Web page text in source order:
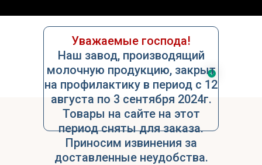
Уважаемые господа!
Наш завод, производящий
молочную продукцию, закрыт
на профилактику в период с 12
августа по 3 сентября 2024г.
Товары на сайте на этот
период сняты для заказа.
Приносим извинения за
доставленные неудобства.